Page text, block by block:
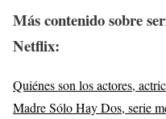
Más contenidosobre
Netflix:
Quiénes son los actores,
Madre Sólo Hay Dos, serie